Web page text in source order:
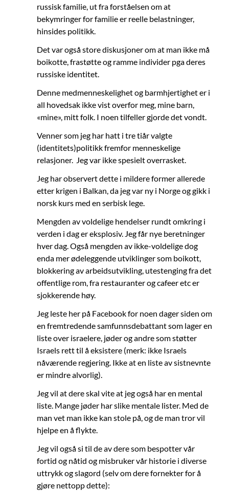
russisk familie, ut fra forståelsen om at
bekymringer for familie er reelle belastninger,
hinsides politikk.
Det var også store diskusjoner om at man ikke må
boikotte, frastøtte og ramme individer pga deres
russiske identitet.
Denne medmenneskelighet og barmhjertighet er i
all hovedsak ikke vist overfor meg, mine barn,
«mine», mitt folk. I noen tilfeller gjorde det vondt.
Venner som jeg har hatt i tre tiår valgte
(identitets)politikk fremfor menneskelige
relasjoner. Jeg var ikke spesielt overrasket.
Jeg har observert dette i mildere former allerede
etter krigen i Balkan, da jeg var ny i Norge og gikk i
norsk kurs med en serbisk lege.
Mengden av voldelige hendelser rundt omkring i
verden i dag er eksplosiv. Jeg får nye beretninger
hver dag. Også mengden av ikke-voldelige dog
enda mer ødeleggende utviklinger som boikott,
blokkering av arbeidsutvikling, utestenging fra det
offentlige rom, fra restauranter og cafeer etc er
sjokkerende høy.
Jeg leste her på Facebook for noen dager siden om
en fremtredende samfunnsdebattant som lager en
liste over israelere, jøder og andre som støtter
Israels rett til å eksistere (merk: ikke Israels
nåværende regjering. Ikke at en liste av sistnevnte
er mindre alvorlig).
Jeg vil at dere skal vite at jeg også har en mental
liste. Mange jøder har slike mentale lister. Med de
man vet man ikke kan stole på, og de man tror vil
hjelpe en å flykte.
Jeg vil også si til de av dere som bespotter vår
fortid og nåtid og misbruker vår historie i diverse
uttrykk og slagord (selv om dere fornekter for å
gjøre nettopp dette):